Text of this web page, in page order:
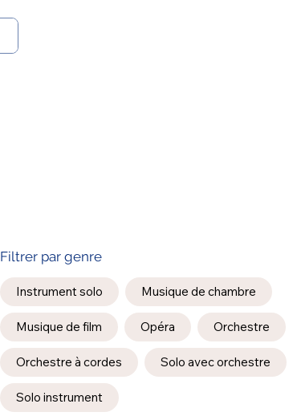
Filtrer par genre
Instrument solo Musique de chambre
Musique de film Opéra Orchestre
Orchestre à cordes Solo avec orchestre
Solo instrument